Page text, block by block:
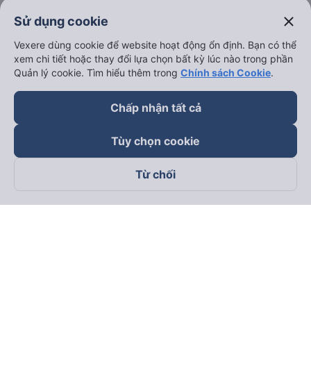
Theo dõi chúng tôi trên
Sử dụng cookie close
Vexere dùng cookie để website hoạt động ổn định. Bạn có thể
xem chi tiết hoặc thay đổi lựa chọn bất kỳ lúc nào trong phần
Quản lý cookie. Tìm hiểu thêm trong Chính sách Cookie.
Chấp nhận tất cả
Tùy chọn cookie
Từ chối